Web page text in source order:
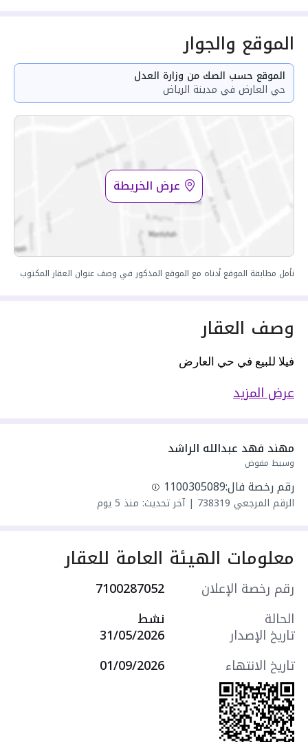
الموقع والجوار
الموقع حسب الصك من وزارة العدل
حي العارض في مدينة الرياض
عرض الخريطة
نأمل مطابقة الموقع أدناه مع الموقع المذكور في وصف عنوان العقار المكتوب
وصف العقار
فيلا للبيع في حي العارض
الواجهة : جنوبية
عمر العقار : جديد
خمس حمامات على شكل
اولا دور البدروم :
مؤلف من بدروم مودرن امريكي
يصلح للسكن او الترفيه حسب رغبة العميل
ومصعد مؤسس وحمام ودوش
عرض المزيد
مهند فهد عبدالله الراشد
وسيط مفوض
رقم رخصة فال:1100305089
الرقم المرجعي 738319
|آخر تحديث: منذ 5 يوم
معلومات الهيئة العامة للعقار
رقم رخصة الإعلان
7100287052
الحالة
نشط
تاريخ الإصدار
31/05/2026
تاريخ الانتهاء
01/09/2026